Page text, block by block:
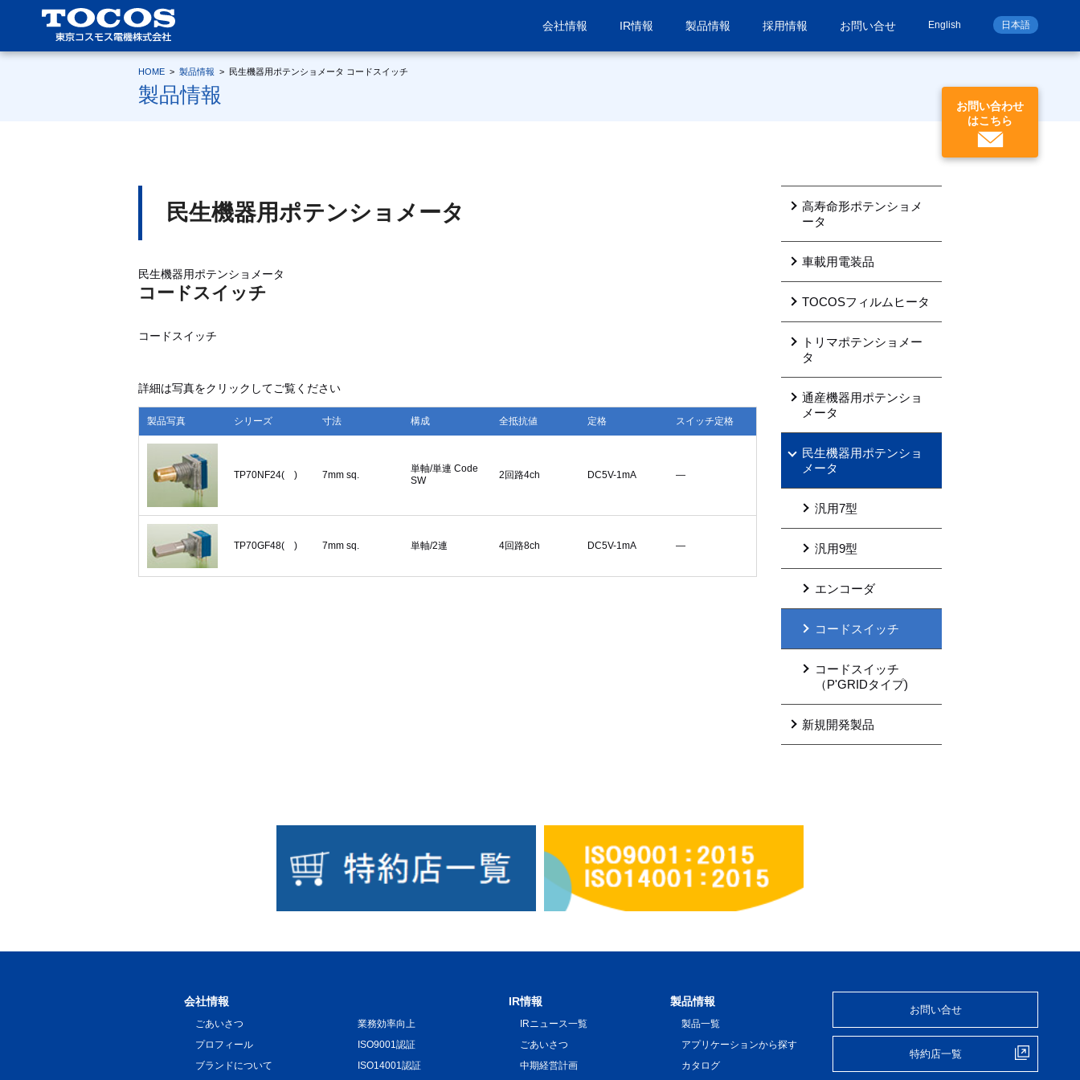
会社情報 IR情報 製品情報 採用情報 お問い合せ English 日本語
HOME > 製品情報 > 民生機器用ポテンショメータ コードスイッチ
製品情報
お問い合わせ
はこちら
高寿命形ポテンショメ
ータ
車載用電装品
TOCOSフィルムヒータ
トリマポテンショメー
タ
通産機器用ポテンショ
メータ
民生機器用ポテンショ
メータ
汎用7型
汎用9型
エンコーダ
コードスイッチ
コードスイッチ
（P'GRIDタイプ)
新規開発製品
民生機器用ポテンショメータ
民生機器用ポテンショメータ
コードスイッチ
コードスイッチ
詳細は写真をクリックしてご覧ください
製品写真 シリーズ 寸法 構成 全抵抗値 定格 スイッチ定格
TP70NF24( ) 7mm sq.
単軸/単連 Code
SW
2回路4ch DC5V-1mA ―
TP70GF48( ) 7mm sq. 単軸/2連 4回路8ch DC5V-1mA ―
会社情報
ごあいさつ
プロフィール
ブランドについて
業務効率向上
ISO9001認証
ISO14001認証
IR情報
IRニュース一覧
ごあいさつ
中期経営計画
製品情報
製品一覧
アプリケーションから探す
カタログ
お問い合せ
特約店一覧